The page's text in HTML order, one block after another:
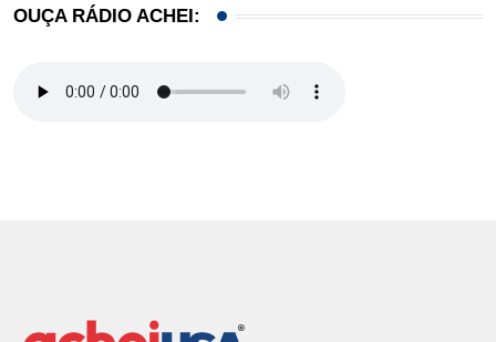
OUÇA RÁDIO ACHEI: